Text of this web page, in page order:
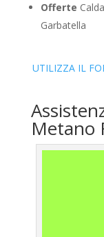
Offerte
Garbatella
UTILIZZA IL
Metano